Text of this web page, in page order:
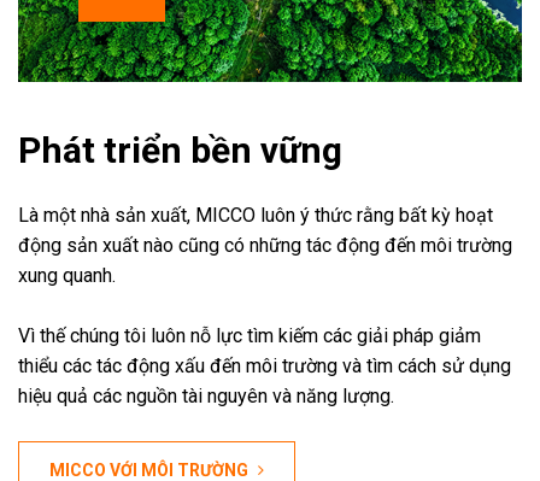
Phát triển bền vững
Là một nhà sản xuất, MICCO luôn ý thức rằng bất kỳ hoạt
động sản xuất nào cũng có những tác động đến môi trường
xung quanh.
Vì thế chúng tôi luôn nỗ lực tìm kiếm các giải pháp giảm
thiểu các tác động xấu đến môi trường và tìm cách sử dụng
hiệu quả các nguồn tài nguyên và năng lượng.
MICCO VỚI MÔI TRƯỜNG